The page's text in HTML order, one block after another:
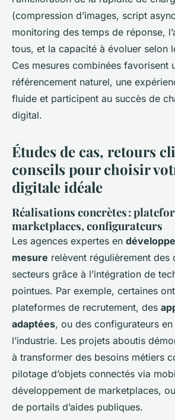
(compression d’images, script
monitoring des temps de réponse,
tous, et la capacité à évoluer selon
Ces mesures combinées favorisent
référencement naturel, une
fluide et participent au succès de
digital.
Études de cas, retours
conseils pour choisir
digitale idéale
Réalisations concrètes :
marketplaces, configurateurs
Les agences expertes en
mesure relèvent régulièrement des
secteurs grâce à l’intégration de
pointues. Par exemple, certaines
plateformes de recrutement, des
adaptées, ou des configurateurs
l’industrie. Les projets aboutis
à transformer des besoins métiers
pilotage d’objets connectés via
développement de marketplaces,
de portails d’aides publiques.